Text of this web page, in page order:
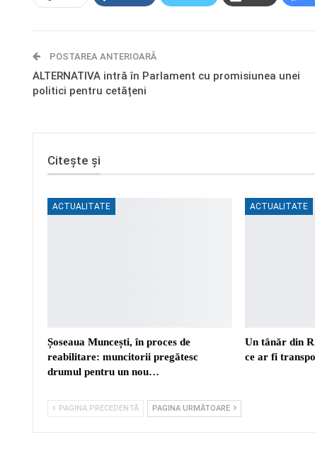
POSTAREA ANTERIOARĂ
ALTERNATIVA intră în Parlament cu promisiunea unei
politici pentru cetățeni
Citește și
ACTUALITATE
Șoseaua Muncești, în proces de
reabilitare: muncitorii pregătesc
drumul pentru un nou…
ACTUALITATE
Un tânăr din
ce ar fi
PAGINA PRECEDENTĂ PAGINA URMĂTOARE